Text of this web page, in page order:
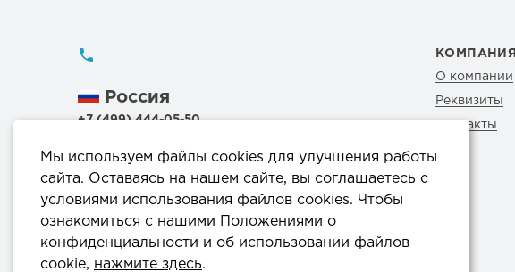
Россия
+7 (499) 444-05-50
+375 (17) 336 50 54
+375 (29) 199 00 44
+375 (44) 711 95 56
220114, г.Минск, ул.Филимонова, 25Г, пом.1000
КОМПАНИЯ
О компании
Реквизиты
Контакты
Мы используем файлы cookies для улучшения работы
сайта. Оставаясь на нашем сайте, вы соглашаетесь с
условиями использования файлов cookies. Чтобы
ознакомиться с нашими Положениями о
конфиденциальности и об использовании файлов
cookie, нажмите здесь.